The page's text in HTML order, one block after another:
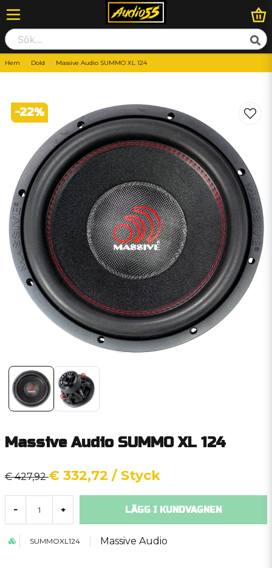
Hem Dold Massive Audio SUMMO XL 124
-22%
Massive Audio SUMMO XL 124
€ 427,92€ 332,72 / Styck
- + LÄGG I KUNDVAGNEN
SUMMOXL124 Massive Audio